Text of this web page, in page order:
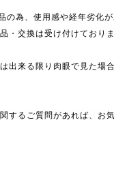
の為、使用感や経年劣化が
・交換は受け付けており
は出来る限り肉眼で見た場
するご質問があれば、お